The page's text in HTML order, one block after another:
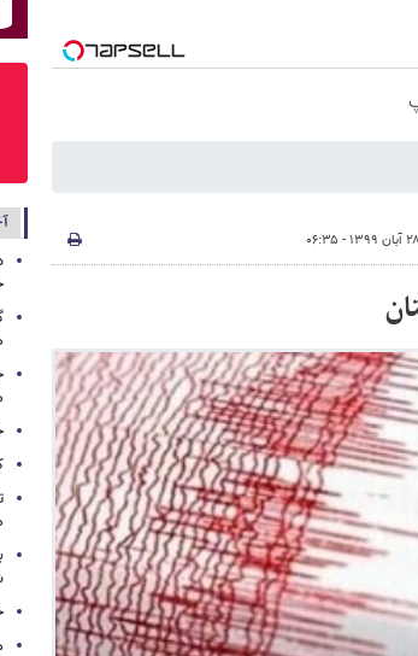
۲۸ آبان ۱۳۹۹ - ۰۶:۳۵